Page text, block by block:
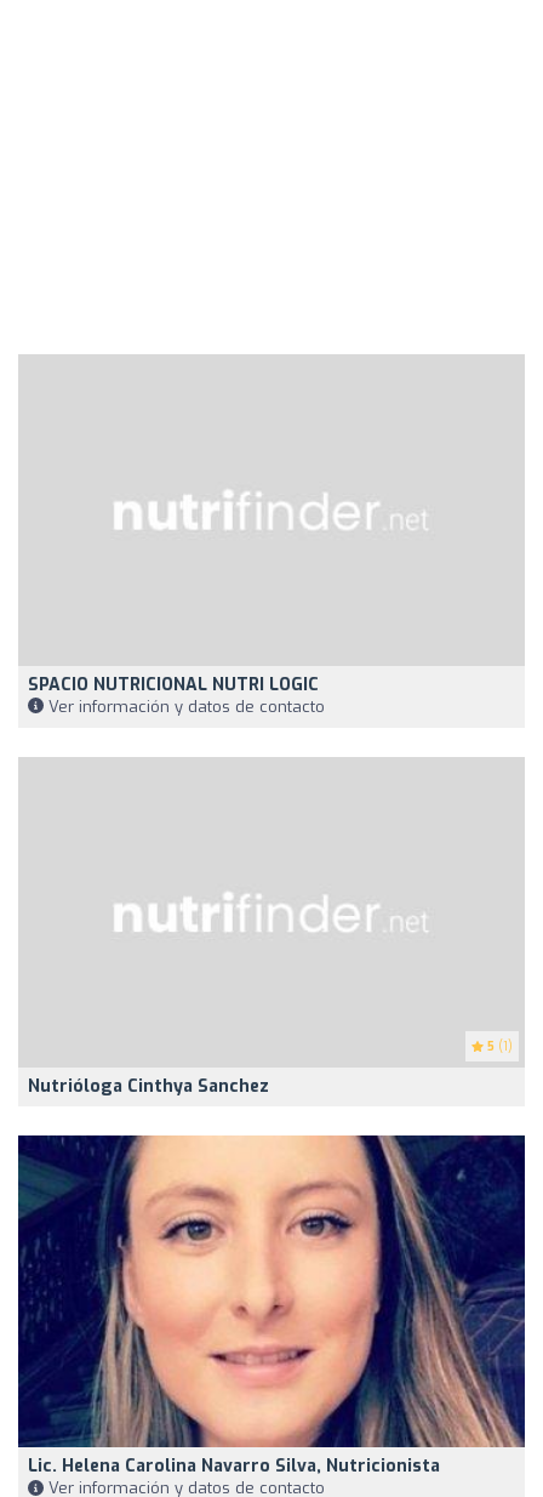
SPACIO NUTRICIONAL NUTRI LOGIC
Ver información y datos de contacto
5 (1)
Nutrióloga Cinthya Sanchez
Lic. Helena Carolina Navarro Silva, Nutricionista
Ver información y datos de contacto